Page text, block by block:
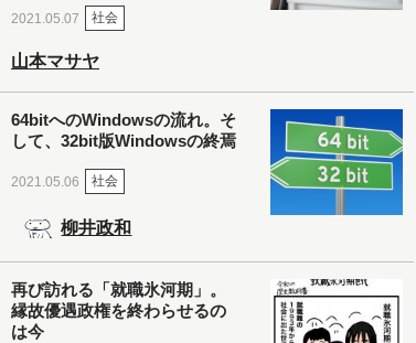
2021.05.07 社会
山本マサヤ
64bitへのWindowsの流れ。そ
して、32bit版Windowsの終焉
2021.05.06 社会
柳井政和
再び訪れる「就職氷河期」。
縁故優遇政権を終わらせるの
は今